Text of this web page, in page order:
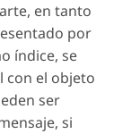
en tanto
por
índice, se
con el objeto
ser
si